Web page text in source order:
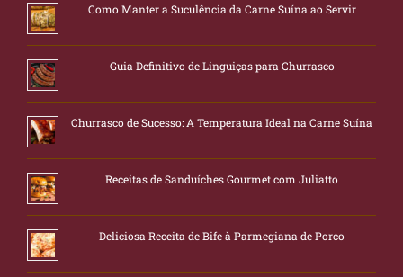
Como Manter a Suculência da Carne Suína ao Servir
Guia Definitivo de Linguiças para Churrasco
Churrasco de Sucesso: A Temperatura Ideal na Carne Suína
Receitas de Sanduíches Gourmet com Juliatto
Deliciosa Receita de Bife à Parmegiana de Porco